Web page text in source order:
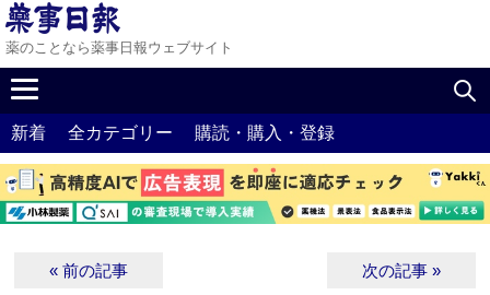
薬のことなら薬事日報ウェブサイト
新着 全カテゴリー 購読・購入・登録
« 前の記事 次の記事 »